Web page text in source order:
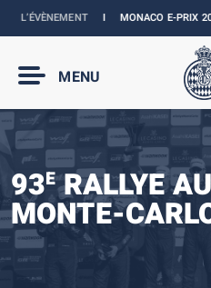
I MONACO E-PRIX 2027 :
MENU
93ERALLYE
MONTE-